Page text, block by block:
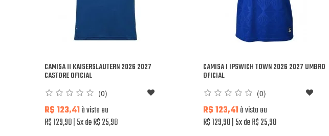
CAMISA II KAISERSLAUTERN 2026 2027
CASTORE OFICIAL
(0)
R$ 123,41à vista ou
R$ 129,90 5x de R$ 25,98
CAMISA I IPSWICH TOWN 2026 2027 UMBRO
OFICIAL
(0)
R$ 123,41à vista ou
R$ 129,90 5x de R$ 25,98